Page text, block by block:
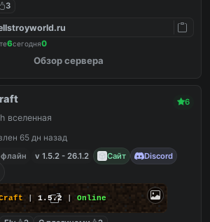
3
6сегодня0
Обзор сервера
6
вселенная
65 дн назад
v 1.5.2 - 26.1.2 Сайт Discord
| 1.5.2 | Online